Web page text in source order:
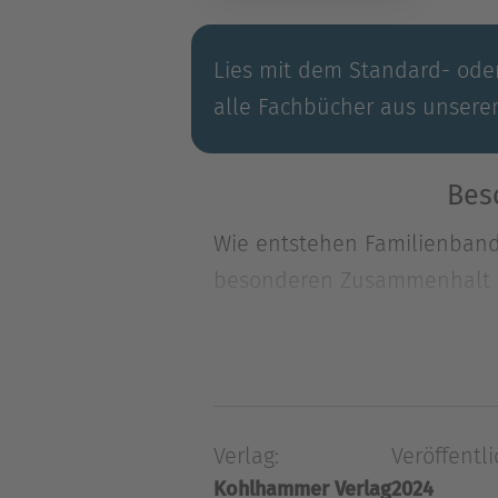
Lies mit dem Standard-
alle Fachbücher aus
Wie entstehen
besonderen
Wie entstehen
funktionieren die Familien
Verlag:
Kohlhammer Verlag2024